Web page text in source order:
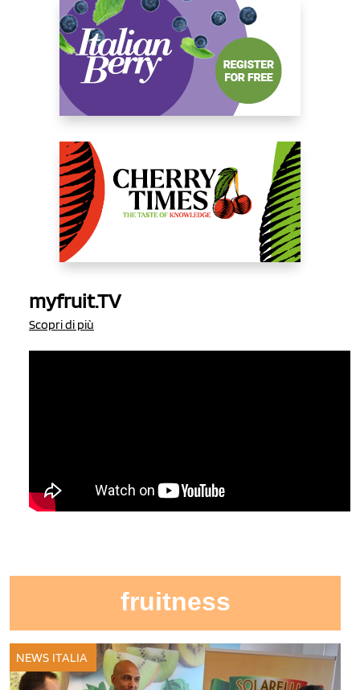
myfruit.TV
Scopri di più
fruitness
NEWS ITALIA